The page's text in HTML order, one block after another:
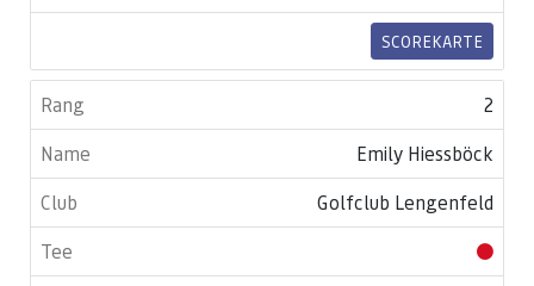
SCOREKARTE
2
Emily Hiessböck
Golfclub Lengenfeld